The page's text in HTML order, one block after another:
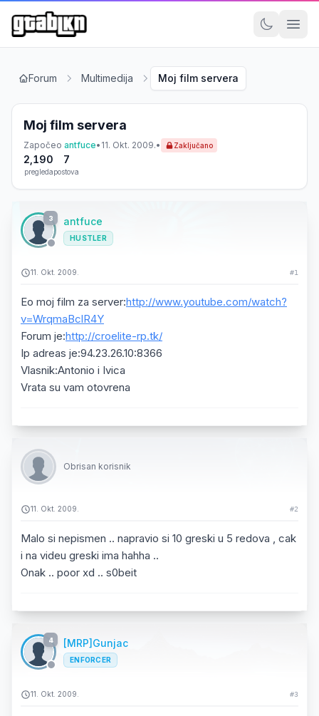
Forum Multimedija Moj film servera
Moj film servera
Započeo antfuce• 11. Okt. 2009.• Zaključano
2,190
pregleda
7
postova
3 antfuce
HUSTLER
11. Okt. 2009. #1
Eo moj film za server:http://www.youtube.com/watch?
v=WrqmaBclR4Y
Forum je:http://croelite-rp.tk/
Ip adreas je:94.23.26.10:8366
Vlasnik:Antonio i Ivica
Vrata su vam otovrena
Obrisan korisnik
11. Okt. 2009. #2
Malo si nepismen .. napravio si 10 greski u 5 redova , cak
i na videu greski ima hahha ..
Onak .. poor xd .. s0beit
4 [MRP]Gunjac
ENFORCER
11. Okt. 2009. #3